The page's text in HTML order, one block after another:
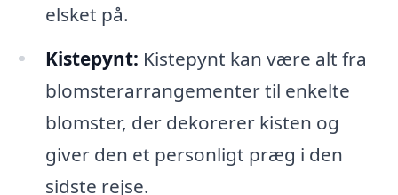
elsket på.
Kistepynt: Kistepynt kan være alt fra
blomsterarrangementer til enkelte
blomster, der dekorerer kisten og
giver den et personligt præg i den
sidste rejse.